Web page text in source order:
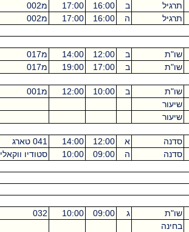
תרגיל
ב 16:00
17:00 מ002
תרגיל
ה 16:00
17:00 מ002
שו"ת ב 12:00
14:00 מ017
שו"ת
ב 17:00
19:00 מ017
שו"ת ב 10:00
12:00 מ001
שיעור
שיעור
סדנה א 12:00
14:00 041 טארג
סדנה
ה 09:00
10:00 סטודיו ווקאלי
שו"ת ג 09:00
10:00
032
בחינה